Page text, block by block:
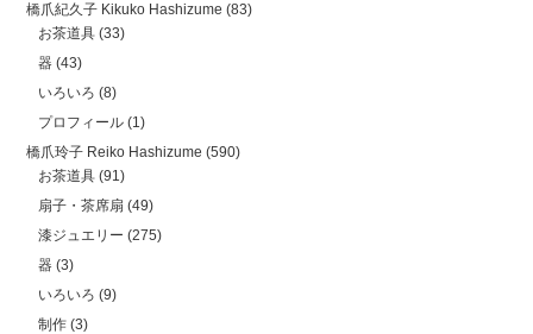
橋爪紀久子 Kikuko Hashizume (83)
お茶道具 (33)
器 (43)
いろいろ (8)
プロフィール (1)
橋爪玲子 Reiko Hashizume (590)
お茶道具 (91)
扇子・茶席扇 (49)
漆ジュエリー (275)
器 (3)
いろいろ (9)
制作 (3)